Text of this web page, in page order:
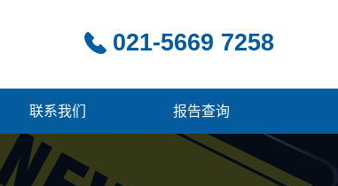
021-5669 7258
联系我们 报告查询